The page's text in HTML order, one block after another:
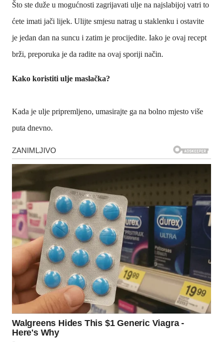
Što ste duže u mogućnosti zagrijavati ulje na najslabijoj vatri to
ćete imati jači lijek. Ulijte smjesu natrag u staklenku i ostavite
je jedan dan na suncu i zatim je procijedite. Iako je ovaj recept
brži, preporuka je da radite na ovaj sporiji način.
Kako koristiti ulje maslačka?
Kada je ulje pripremljeno, umasirajte ga na bolno mjesto više
puta dnevno.